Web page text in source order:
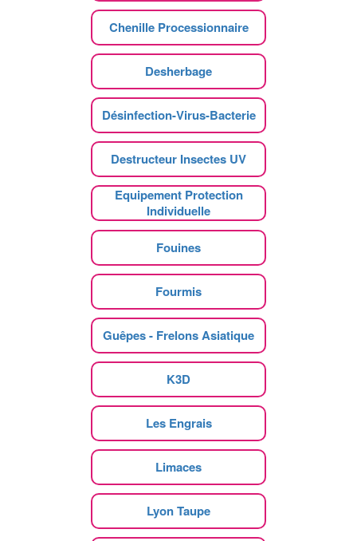
Chenille Processionnaire
Desherbage
Désinfection-Virus-Bacterie
Destructeur Insectes UV
Equipement Protection
Individuelle
Fouines
Fourmis
Guêpes - Frelons Asiatique
K3D
Les Engrais
Limaces
Lyon Taupe